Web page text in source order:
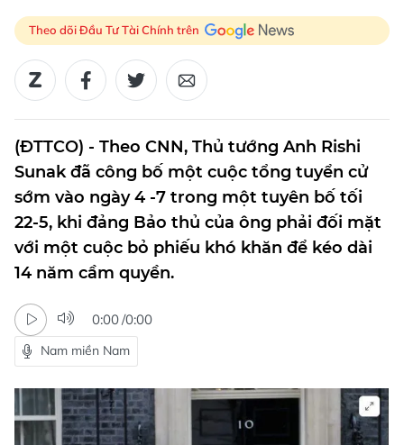
Theo dõi Đầu Tư Tài Chính trên
(ĐTTCO) - Theo CNN, Thủ tướng Anh Rishi
Sunak đã công bố một cuộc tổng tuyển cử
sớm vào ngày 4 -7 trong một tuyên bố tối
22-5, khi đảng Bảo thủ của ông phải đối mặt
với một cuộc bỏ phiếu khó khăn để kéo dài
14 năm cầm quyền.
0:00/0:00
Nam miền Nam